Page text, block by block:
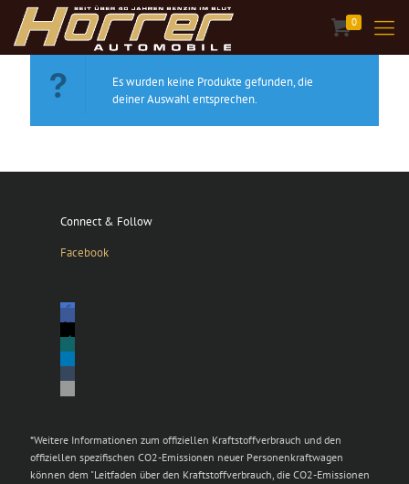
0
Es wurden keine Produkte gefunden, die
deiner Auswahl entsprechen.
Connect & Follow
Facebook
*Weitere Informationen zum offiziellen Kraftstoffverbrauch und den
offiziellen spezifischen CO2-Emissionen neuer Personenkraftwagen
können dem "Leitfaden über den Kraftstoffverbrauch, die CO2-Emissionen